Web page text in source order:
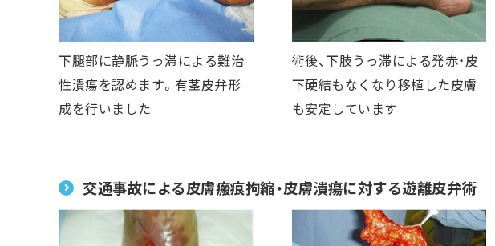
下腿部に静脈うっ滞による難治
性潰瘍を認めます。有茎皮弁形
成を行いました
術後、下肢うっ滞による発赤・皮
下硬結もなくなり移植した皮膚
も安定しています
交通事故による皮膚瘢痕拘縮・皮膚潰瘍に対する遊離皮弁術